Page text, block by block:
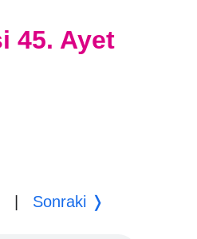
45. Ayet
Sonraki ❭